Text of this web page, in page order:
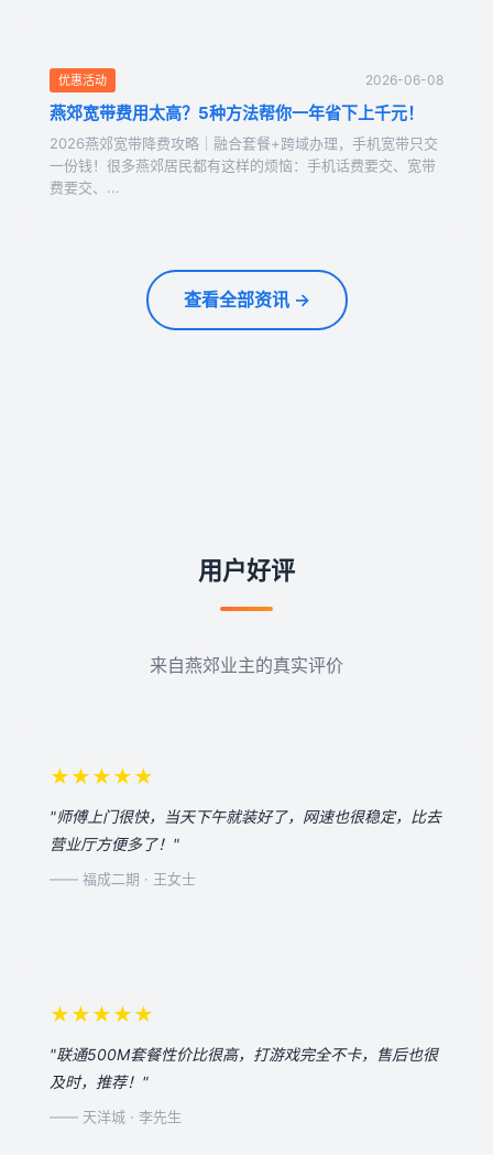
优惠活动 2026-06-08
燕郊宽带费用太高？5种方法帮你一年省下上千元！
2026燕郊宽带降费攻略｜融合套餐+跨域办理，手机宽带只交
一份钱！很多燕郊居民都有这样的烦恼：手机话费要交、宽带
费要交、...
查看全部资讯 →
用户好评
来自燕郊业主的真实评价
★★★★★
"师傅上门很快，当天下午就装好了，网速也很稳定，比去
营业厅方便多了！"
—— 福成二期 · 王女士
★★★★★
"联通500M套餐性价比很高，打游戏完全不卡，售后也很
及时，推荐！"
—— 天洋城 · 李先生